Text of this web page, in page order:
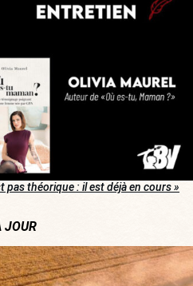
pas théorique : il est déjà en cours »
JOUR